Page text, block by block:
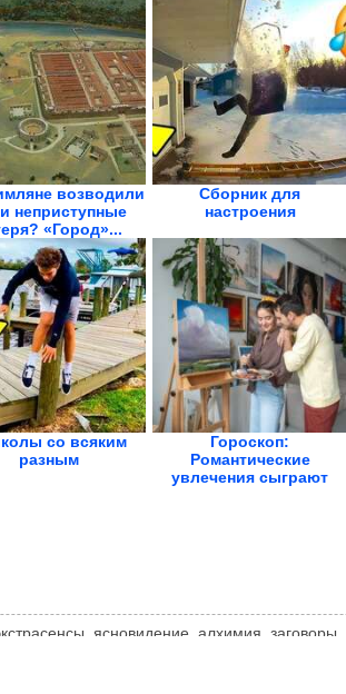
возводили
неприступные
«Город»...
Сборник для
настроения
со всяким
разным
Гороскоп:
Романтические
увлечения сыграют
ясновидение, алхимия, заговоры,